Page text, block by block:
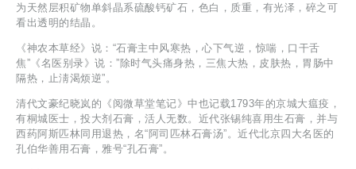
为天然层积矿物单斜晶系硫酸钙矿石，色白，质重，有光泽，碎之可
看出透明的结晶。
《神农本草经》说：“石膏主中风寒热，心下气逆，惊喘，口干舌
焦”《名医别录》说：”除时气头痛身热，三焦大热，皮肤热，胃肠中
隔热，止淸渴烦逆”。
清代文豪纪晓岚的《阅微草堂笔记》中也记载1793年的京城大瘟疫，
有桐城医士，投大剂石膏，活人无数。近代张锡纯喜用生石膏，并与
西药阿斯匹林同用退热，名“阿司匹林石膏汤”。近代北京四大名医的
孔伯华善用石膏，雅号“孔石膏”。